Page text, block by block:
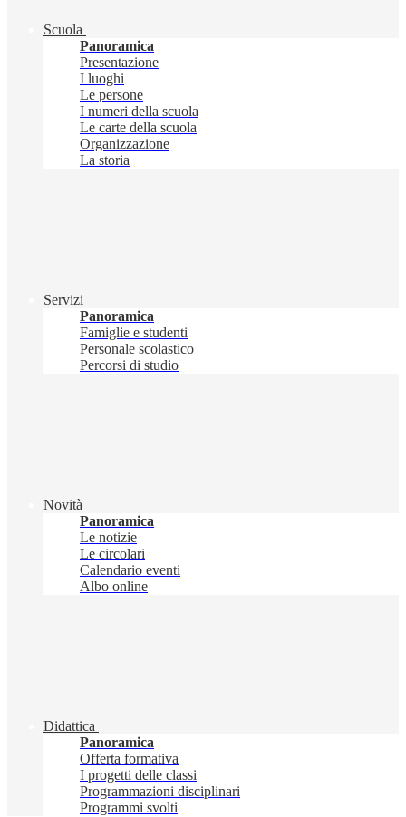
Scuola
Panoramica
Presentazione
I luoghi
Le persone
I numeri della scuola
Le carte della scuola
Organizzazione
La storia
Servizi
Panoramica
Famiglie e studenti
Personale scolastico
Percorsi di studio
Novità
Panoramica
Le notizie
Le circolari
Calendario eventi
Albo online
Didattica
Panoramica
Offerta formativa
I progetti delle classi
Programmazioni disciplinari
Programmi svolti